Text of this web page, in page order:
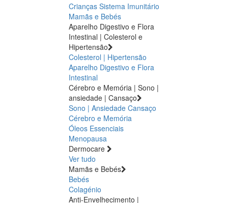
Crianças Sistema Imunitário
Mamãs e Bebés
Aparelho Digestivo e Flora
Intestinal | Colesterol e
Hipertensão
Colesterol | Hipertensão
Aparelho Digestivo e Flora
Intestinal
Cérebro e Memória | Sono |
ansiedade | Cansaço
Sono | Ansiedade Cansaço
Cérebro e Memória
Óleos Essenciais
Menopausa
Dermocare
Ver tudo
Mamãs e Bebés
Bebés
Colagénio
Anti-Envelhecimento |